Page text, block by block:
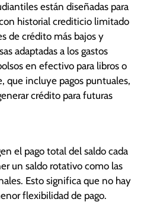
están diseñadas para
historial crediticio limitado
de crédito más bajos y
adaptadas a los gastos
en efectivo para libros o
que incluye pagos puntuales,
crédito para futuras
el pago total del saldo cada
un saldo rotativo como las
Esto significa que no hay
flexibilidad de pago.